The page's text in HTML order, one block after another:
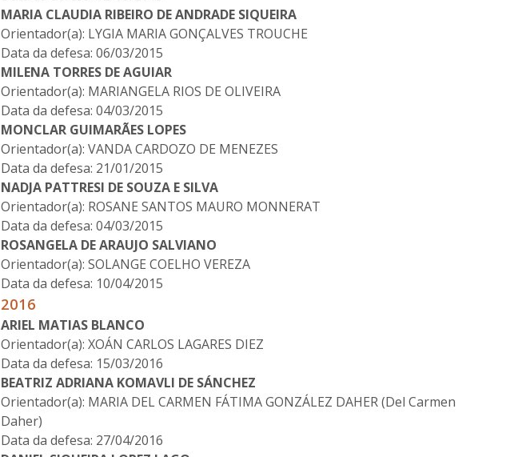
MARIA CLAUDIA RIBEIRO DE ANDRADE SIQUEIRA
Orientador(a): LYGIA MARIA GONÇALVES TROUCHE
Data da defesa: 06/03/2015
MILENA TORRES DE AGUIAR
Orientador(a): MARIANGELA RIOS DE OLIVEIRA
Data da defesa: 04/03/2015
MONCLAR GUIMARÃES LOPES
Orientador(a): VANDA CARDOZO DE MENEZES
Data da defesa: 21/01/2015
NADJA PATTRESI DE SOUZA E SILVA
Orientador(a): ROSANE SANTOS MAURO MONNERAT
Data da defesa: 04/03/2015
ROSANGELA DE ARAUJO SALVIANO
Orientador(a): SOLANGE COELHO VEREZA
Data da defesa: 10/04/2015
2016
ARIEL MATIAS BLANCO
Orientador(a): XOÁN CARLOS LAGARES DIEZ
Data da defesa: 15/03/2016
BEATRIZ ADRIANA KOMAVLI DE SÁNCHEZ
Orientador(a): MARIA DEL CARMEN FÁTIMA GONZÁLEZ DAHER (Del Carmen
Daher)
Data da defesa: 27/04/2016